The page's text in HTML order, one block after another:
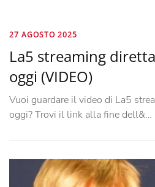
27 AGOSTO 2025
La5 streaming
oggi (VIDEO)
Vuoi guardare il video di La5
oggi? Trovi il link alla fine dell&…